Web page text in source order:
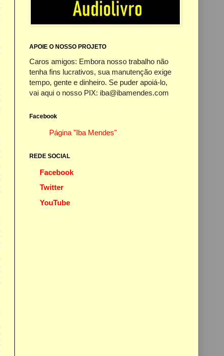
APOIE O NOSSO PROJETO
Caros amigos: Embora nosso trabalho não
tenha fins lucrativos, sua manutenção exige
tempo, gente e dinheiro. Se puder apoiá-lo,
vai aqui o nosso PIX: iba@ibamendes.com
Facebook
Página "Iba Mendes"
REDE SOCIAL
Facebook
Twitter
YouTube